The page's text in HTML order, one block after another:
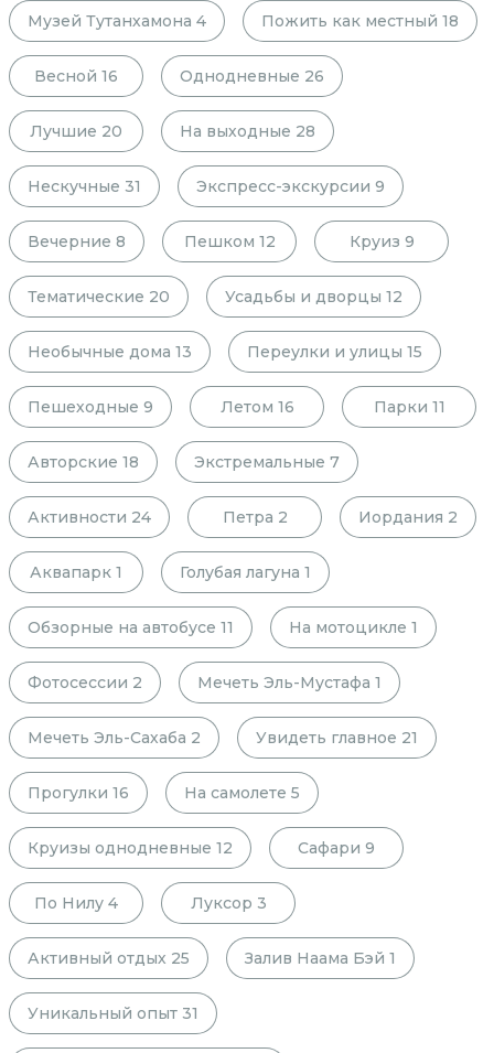
Музей Тутанхамона 4 Пожить как местный 18
Весной 16 Однодневные 26
Лучшие 20 На выходные 28
Нескучные 31 Экспресс-экскурсии 9
Вечерние 8 Пешком 12 Круиз 9
Тематические 20 Усадьбы и дворцы 12
Необычные дома 13 Переулки и улицы 15
Пешеходные 9 Летом 16 Парки 11
Авторские 18 Экстремальные 7
Активности 24 Петра 2 Иордания 2
Аквапарк 1 Голубая лагуна 1
Обзорные на автобусе 11 На мотоцикле 1
Фотосессии 2 Мечеть Эль-Мустафа 1
Мечеть Эль-Сахаба 2 Увидеть главное 21
Прогулки 16 На самолете 5
Круизы однодневные 12 Сафари 9
По Нилу 4 Луксор 3
Активный отдых 25 Залив Наама Бэй 1
Уникальный опыт 31